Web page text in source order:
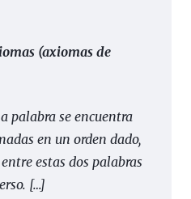
(axiomas de
palabra se encuentra
en un orden dado,
estas dos palabras
[…]